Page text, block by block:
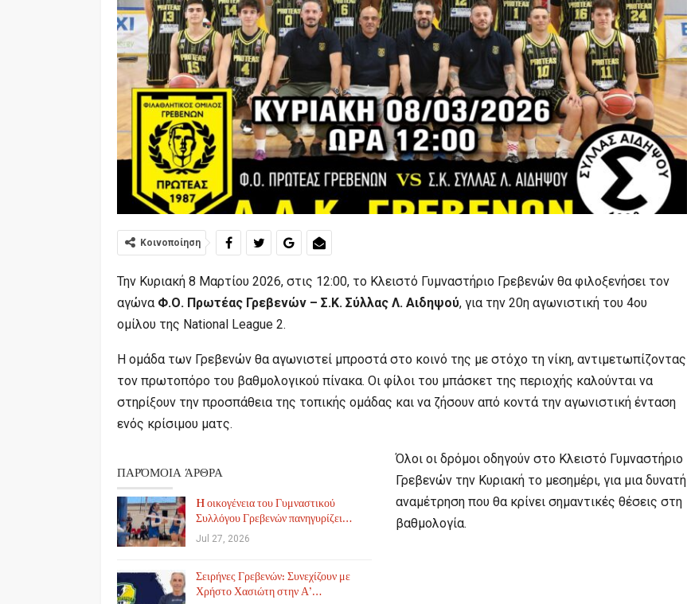
Κοινοποίηση
Την Κυριακή 8 Μαρτίου 2026, στις 12:00, το Κλειστό Γυμναστήριο Γρεβενών θα φιλοξενήσει τον
αγώνα Φ.Ο. Πρωτέας Γρεβενών – Σ.Κ. Σύλλας Λ. Αιδηψού, για την 20η αγωνιστική του 4ου
ομίλου της National League 2.
Η ομάδα των Γρεβενών θα αγωνιστεί μπροστά στο κοινό της με στόχο τη νίκη, αντιμετωπίζοντας
τον πρωτοπόρο του βαθμολογικού πίνακα. Οι φίλοι του μπάσκετ της περιοχής καλούνται να
στηρίξουν την προσπάθεια της τοπικής ομάδας και να ζήσουν από κοντά την αγωνιστική ένταση
ενός κρίσιμου ματς.
ΠΑΡΌΜΟΙΑ ΆΡΘΡΑ
H οικογένεια του Γυμναστικού
Συλλόγου Γρεβενών πανηγυρίζει…
Jul 27, 2026
Σειρήνες Γρεβενών: Συνεχίζουν με
Χρήστο Χασιώτη στην Α’…
Όλοι οι δρόμοι οδηγούν στο Κλειστό Γυμναστήριο
Γρεβενών την Κυριακή το μεσημέρι, για μια δυνατή
αναμέτρηση που θα κρίνει σημαντικές θέσεις στη
βαθμολογία.